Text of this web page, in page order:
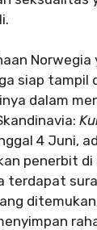
Norwegia
siap tampil
dalam
4 Juni,
penerbit di
terdapat